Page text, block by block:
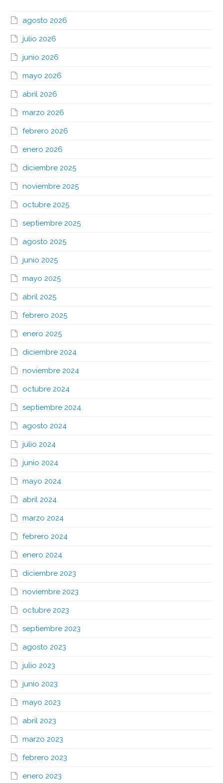
agosto 2026
julio 2026
junio 2026
mayo 2026
abril 2026
marzo 2026
febrero 2026
enero 2026
diciembre 2025
noviembre 2025
octubre 2025
septiembre 2025
agosto 2025
junio 2025
mayo 2025
abril 2025
febrero 2025
enero 2025
diciembre 2024
noviembre 2024
octubre 2024
septiembre 2024
agosto 2024
julio 2024
junio 2024
mayo 2024
abril 2024
marzo 2024
febrero 2024
enero 2024
diciembre 2023
noviembre 2023
octubre 2023
septiembre 2023
agosto 2023
julio 2023
junio 2023
mayo 2023
abril 2023
marzo 2023
febrero 2023
enero 2023